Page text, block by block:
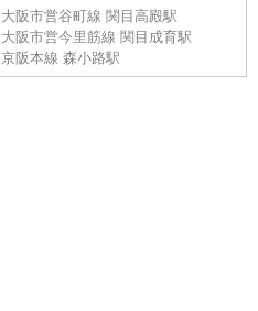
大阪市営谷町線 関目高殿駅
大阪市営今里筋線 関目成育駅
京阪本線 森小路駅